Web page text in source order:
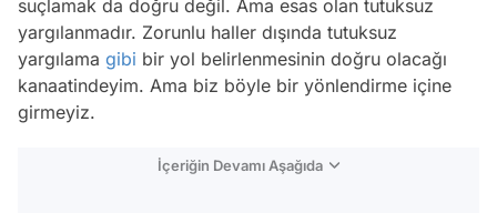
suçlamak da doğru değil. Ama esas olan tutuksuz
yargılanmadır. Zorunlu haller dışında tutuksuz
yargılama gibi bir yol belirlenmesinin doğru olacağı
kanaatindeyim. Ama biz böyle bir yönlendirme içine
girmeyiz.
İçeriğin Devamı Aşağıda